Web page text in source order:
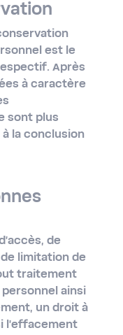
est le
Après
à caractère
sont plus
la conclusion
de
limitation de
traitement
ainsi
un droit à
l'effacement